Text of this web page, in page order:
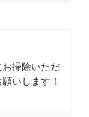
掃除いただ
いします！